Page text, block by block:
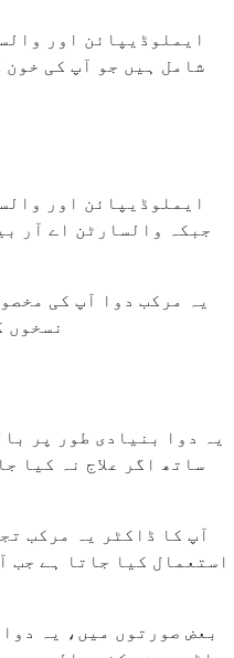
ایملوڈیپائن اور
شامل ہیں جو آپ کی
ایملوڈیپائن اور
جبکہ والسارٹن اے آر
یہ مرکب دوا آپ کی
نسخوں
یہ دوا بنیادی طور پر
ساتھ اگر علاج نہ کیا
آپ کا ڈاکٹر یہ مرکب
استعمال کیا جاتا ہے جب
بعض صورتوں میں، یہ